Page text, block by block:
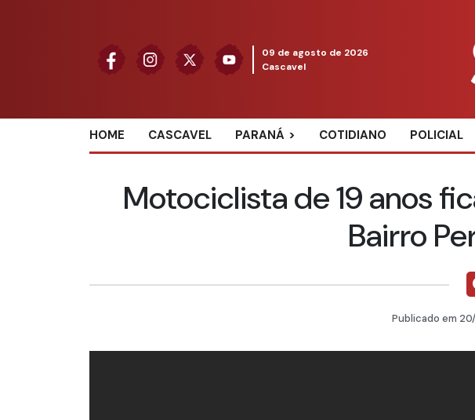
09 de agosto de 2026
Cascavel
HOME CASCAVEL PARANÁ COTIDIANO POLICIAL
Motociclista de 19 anos
Bairro
Publicado em